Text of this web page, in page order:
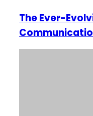
The Ever-